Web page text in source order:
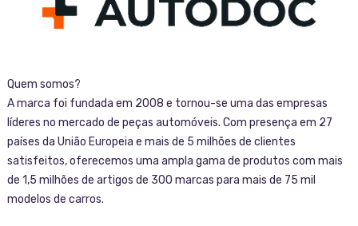
Quem somos?
A marca foi fundada em 2008 e tornou-se uma das empresas
líderes no mercado de peças automóveis. Com presença em 27
países da União Europeia e mais de 5 milhões de clientes
satisfeitos, oferecemos uma ampla gama de produtos com mais
de 1,5 milhões de artigos de 300 marcas para mais de 75 mil
modelos de carros.